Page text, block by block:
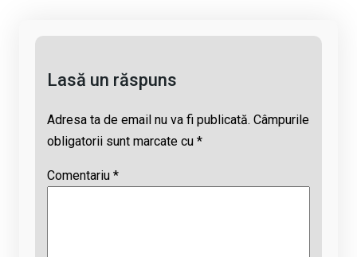
Lasă un răspuns
Adresa ta de email nu va fi publicată. Câmpurile
obligatorii sunt marcate cu *
Comentariu *